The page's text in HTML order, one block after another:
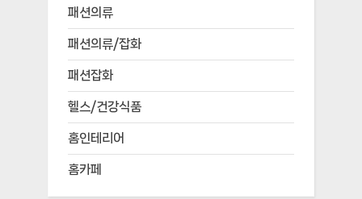
패션의류
패션의류/잡화
패션잡화
헬스/건강식품
홈인테리어
홈카페